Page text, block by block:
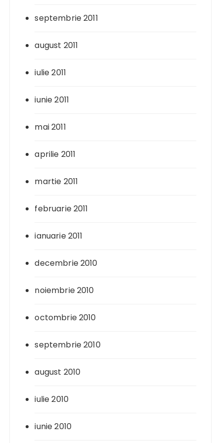
septembrie 2011
august 2011
iulie 2011
iunie 2011
mai 2011
aprilie 2011
martie 2011
februarie 2011
ianuarie 2011
decembrie 2010
noiembrie 2010
octombrie 2010
septembrie 2010
august 2010
iulie 2010
iunie 2010